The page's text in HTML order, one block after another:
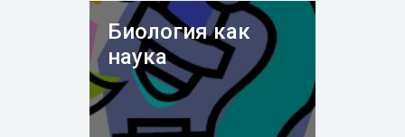
Биология как
наука